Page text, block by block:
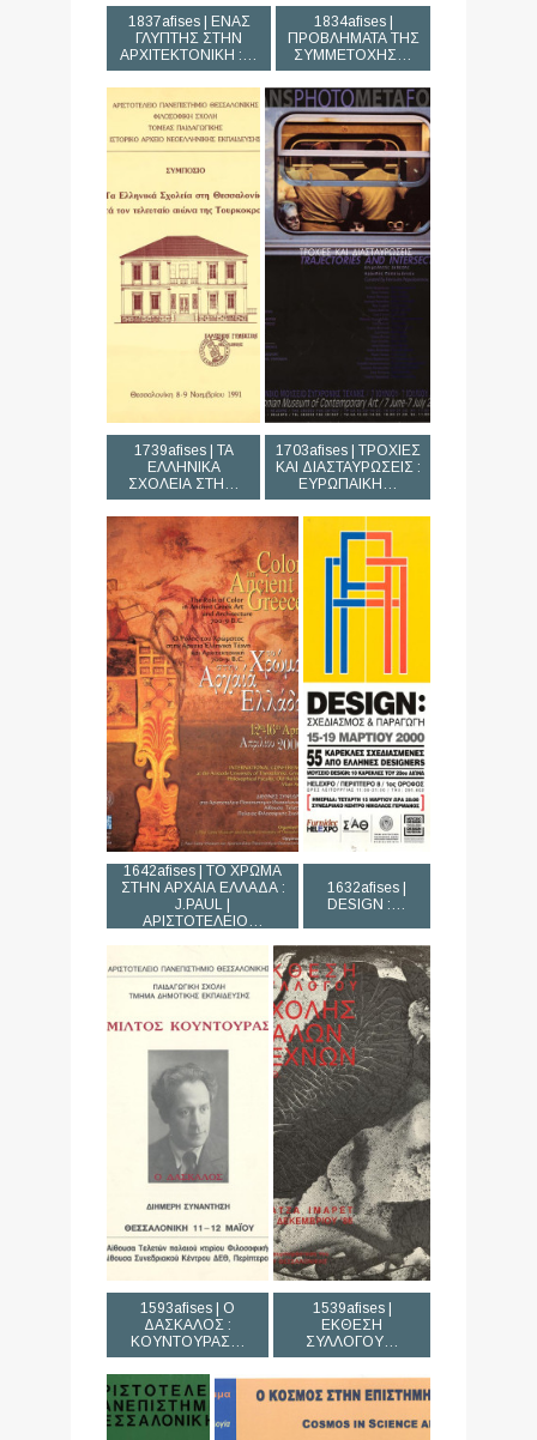
1837afises | ΕΝΑΣ
ΓΛΥΠΤΗΣ ΣΤΗΝ
ΑΡΧΙΤΕΚΤΟΝΙΚΗ :…
1834afises |
ΠΡΟΒΛΗΜΑΤΑ ΤΗΣ
ΣΥΜΜΕΤΟΧΗΣ…
1739afises | ΤΑ
ΕΛΛΗΝΙΚΑ
ΣΧΟΛΕΙΑ ΣΤΗ…
1703afises | ΤΡΟΧΙΕΣ
ΚΑΙ ΔΙΑΣΤΑΥΡΩΣΕΙΣ :
ΕΥΡΩΠΑΙΚΗ…
1642afises | ΤΟ ΧΡΩΜΑ
ΣΤΗΝ ΑΡΧΑΙΑ ΕΛΛΑΔΑ :
J.PAUL |
AΡΙΣΤΟΤΕΛΕΙΟ…
1632afises |
DESIGN :…
1593afises | Ο
ΔΑΣΚΑΛΟΣ :
ΚΟΥΝΤΟΥΡΑΣ…
1539afises |
ΕΚΘΕΣΗ
ΣΥΛΛΟΓΟΥ…